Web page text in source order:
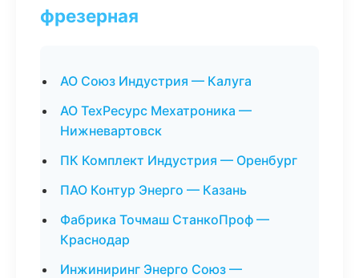
фрезерная
АО Союз Индустрия — Калуга
АО ТехРесурс Мехатроника —
Нижневартовск
ПК Комплект Индустрия — Оренбург
ПАО Контур Энерго — Казань
Фабрика Точмаш СтанкоПроф —
Краснодар
Инжиниринг Энерго Союз —